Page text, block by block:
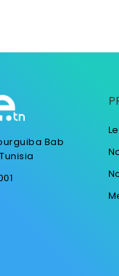
Bab
Tunisia